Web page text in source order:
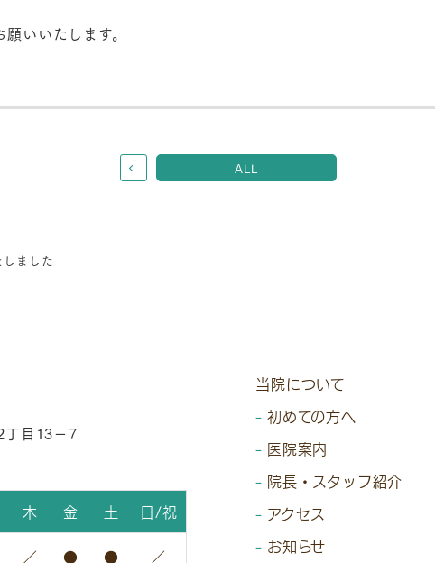
いいたします。
ALL
ました
丁目13−7
木 金 土
日/祝
／ ● ● ／
当院について
初めての方へ
医院案内
院長・スタッフ紹介
アクセス
お知らせ